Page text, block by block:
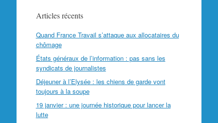
Articles récents
Quand France Travail s’attaque aux allocataires du
chômage
États généraux de l’information : pas sans les
syndicats de journalistes
Déjeuner à l’Elysée : les chiens de garde vont
toujours à la soupe
19 janvier : une journée historique pour lancer la
lutte